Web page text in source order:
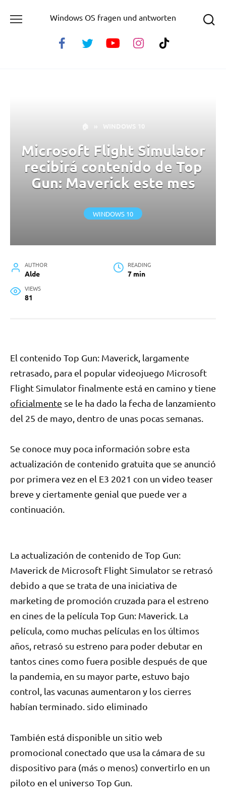
Windows OS fragen und antworten
Microsoft Flight Simulator
recibirá contenido de Top
Gun: Maverick este mes
WINDOWS 10
AUTHOR
Alde
READING
7 min
VIEWS
81
El contenido Top Gun: Maverick, largamente
retrasado, para el popular videojuego Microsoft
Flight Simulator finalmente está en camino y tiene
oficialmente se le ha dado la fecha de lanzamiento
del 25 de mayo, dentro de unas pocas semanas.
Se conoce muy poca información sobre esta
actualización de contenido gratuita que se anunció
por primera vez en el E3 2021 con un video teaser
breve y ciertamente genial que puede ver a
continuación.
La actualización de contenido de Top Gun:
Maverick de Microsoft Flight Simulator se retrasó
debido a que se trata de una iniciativa de
marketing de promoción cruzada para el estreno
en cines de la película Top Gun: Maverick. La
película, como muchas películas en los últimos
años, retrasó su estreno para poder debutar en
tantos cines como fuera posible después de que
la pandemia, en su mayor parte, estuvo bajo
control, las vacunas aumentaron y los cierres
habían terminado. sido eliminado
También está disponible un sitio web
promocional conectado que usa la cámara de su
dispositivo para (más o menos) convertirlo en un
piloto en el universo Top Gun.